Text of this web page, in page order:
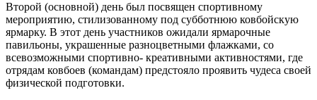
Второй (основной) день был посвящен спортивному
мероприятию, стилизованному под субботнюю ковбойскую
ярмарку. В этот день участников ожидали ярмарочные
павильоны, украшенные разноцветными флажками, со
всевозможными спортивно- креативными активностями, где
отрядам ковбоев (командам) предстояло проявить чудеса своей
физической подготовки.